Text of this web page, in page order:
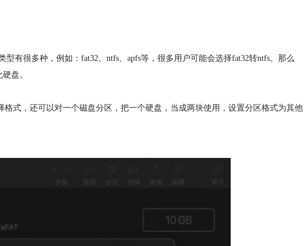
很多种，例如：fat32、ntfs、apfs等，很多用户可能会选择fat32转ntfs。那么
盘。
式，还可以对一个磁盘分区，把一个硬盘，当成两块使用，设置分区格式为其他